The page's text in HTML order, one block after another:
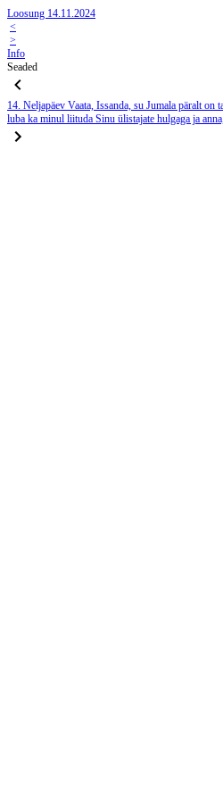
Loosung 14.11.2024
<
>
Info
Seaded
14. Neljapäev Vaata, Issanda, su Jumala päralt on
luba ka minul liituda Sinu ülistajate hulgaga ja